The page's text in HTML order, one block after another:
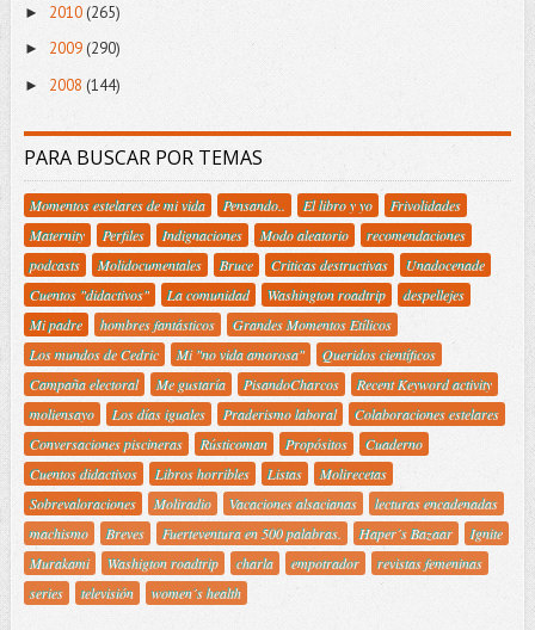
► 2010(265)
► 2009(290)
► 2008 (144)
PARA BUSCAR POR TEMAS
Momentos estelares de mi vida Pensando.. El libro y yo
Frivolidades
Maternity
Perfiles Indignaciones Modo aleatorio
recomendaciones
podcasts
Molidocumentales Bruce Criticas destructivas
Unadocenade
Cuentos "didactivos"
La comunidad Washington roadtrip
despellejes
Mi padre
hombres fantásticos
Grandes Momentos Etílicos
Los mundos de Cedric
Mi "no vida amorosa"
Queridos científicos
Campaña electoral
Me gustaría PisandoCharcos
Recent Keyword activity
moliensayo
Los días iguales Praderismo laboral
Colaboraciones estelares
Conversaciones piscineras
Rústicoman Propósitos
Cuaderno
Cuentos didactivos
Libros horribles Listas
Molirecetas
Sobrevaloraciones
Moliradio Vacaciones alsacianas
lecturas encadenadas
machismo
Breves Fuerteventura en 500 palabras. Haper´s Bazaar
Ignite
Murakami
Washigton roadtrip charla empotrador
revistas femeninas
series
televisión women´s health